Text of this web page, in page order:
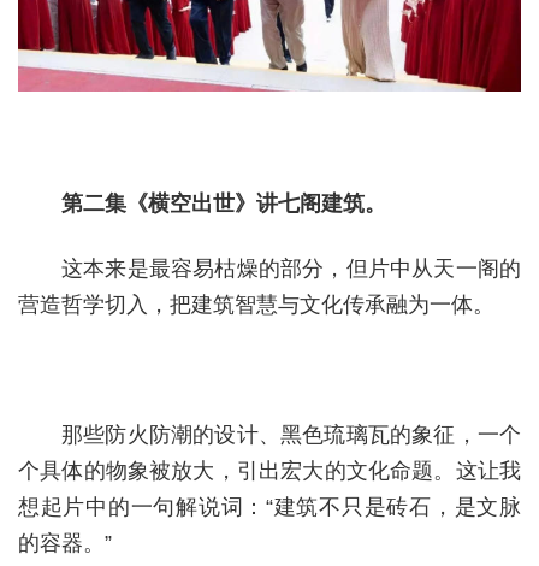
第二集《横空出世》讲七阁建筑。
这本来是最容易枯燥的部分，但片中从天一阁的
营造哲学切入，把建筑智慧与文化传承融为一体。
那些防火防潮的设计、黑色琉璃瓦的象征，一个
个具体的物象被放大，引出宏大的文化命题。这让我
想起片中的一句解说词：“建筑不只是砖石，是文脉
的容器。”